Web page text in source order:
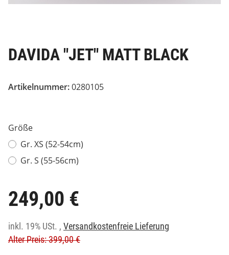
DAVIDA "JET" MATT BLACK
Artikelnummer:0280105
Größe
Gr. XS (52-54cm)
Gr. S (55-56cm)
249,00 €
inkl. 19% USt. , Versandkostenfreie Lieferung
Alter Preis: 399,00 €